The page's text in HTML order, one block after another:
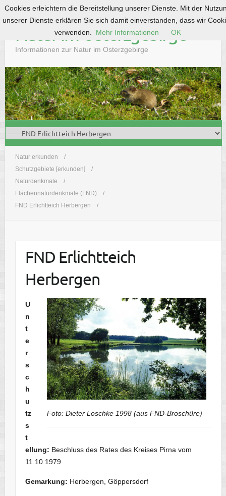
S
k
o
c
o
n
t
Natur im Osterzgebirge
Informationen zur Natur im Osterzgebirge
Natur erkunden
Schutzgebiete [erkunden]
Naturdenkmale
Flächennaturdenkmale (FND)
FND Erlichtteich Herbergen
FND Erlichtteich
Herbergen
Foto: Dieter Loschke 1998 (aus FND-Broschüre)
U
n
t
e
r
s
c
h
u
tz
s
t
ellung: Beschluss des Rates des Kreises Pirna vom
11.10.1979
Gemarkung: Herbergen, Göppersdorf
Cookies erleichtern die Bereitstellung unserer Dienste. Mit der
unserer Dienste erklären Sie sich damit einverstanden, dass wir
verwenden.
Mehr Informationen OK